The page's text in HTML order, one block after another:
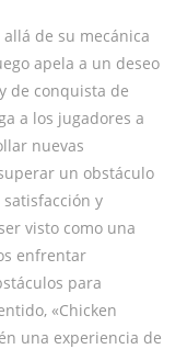
allá de su mecánica
apela a un deseo
de conquista de
a los jugadores a
nuevas
un obstáculo
y
visto como una
enfrentar
para
«Chicken
una experiencia de